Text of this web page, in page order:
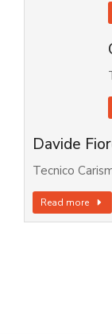
Davide
Tecnico
Read more